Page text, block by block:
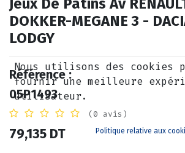
Jeux De Patins Av
DOKKER-MEGANE 3 -
LODGY
Référence :
05P1493
(0 avis)
79,135 DT
Nous utilisons des cookies
fournir une meilleure
utilisateur.
Politique relative aux